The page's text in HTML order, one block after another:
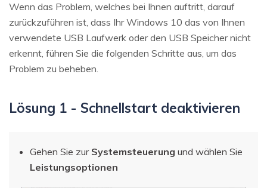
Wenn das Problem, welches bei Ihnen auftritt, darauf
zurückzuführen ist, dass Ihr Windows 10 das von Ihnen
verwendete USB Laufwerk oder den USB Speicher nicht
erkennt, führen Sie die folgenden Schritte aus, um das
Problem zu beheben.
Lösung 1 - Schnellstart deaktivieren
Gehen Sie zur Systemsteuerung und wählen Sie
Leistungsoptionen